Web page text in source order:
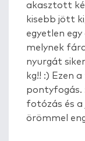
akasztott
kisebb jött
egyetlen
melynek
nyurgát
kg!! :) Ezen
pontyfogás.
fotózás és
örömmel